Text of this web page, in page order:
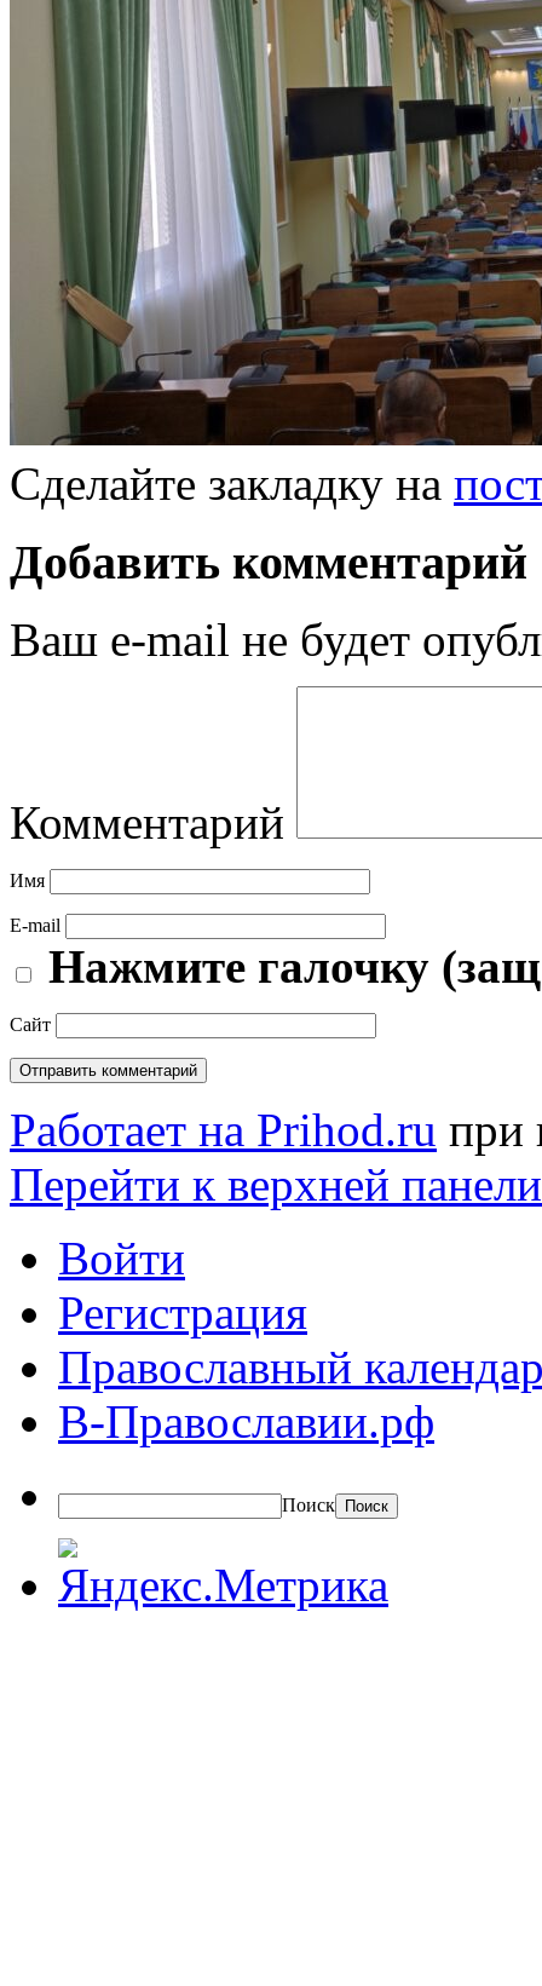
Сделайте закладку на
Добавить комментарий
Ваш e-mail не будет
Комментарий
Имя
E-mail
Нажмите галочку
Сайт
Работает на Prihod.ru при
Перейти к верхней панели
Войти
Регистрация
Православный
В-Православии.рф
Поиск